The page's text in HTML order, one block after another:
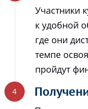
Участники
к удобной
где они
темпе
пройдут